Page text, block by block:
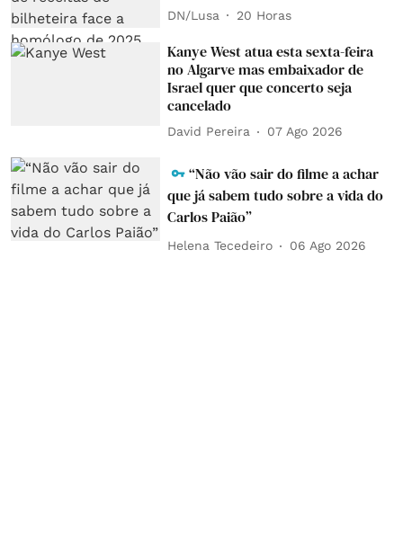
DN/Lusa 20 Horas
Kanye West atua esta sexta-feira
no Algarve mas embaixador de
Israel quer que concerto seja
cancelado
David Pereira 07 Ago 2026
“Não vão sair do filme a achar
que já sabem tudo sobre a vida do
Carlos Paião”
Helena Tecedeiro 06 Ago 2026